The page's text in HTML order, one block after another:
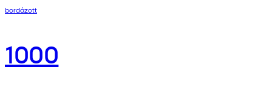
bordázott
1000